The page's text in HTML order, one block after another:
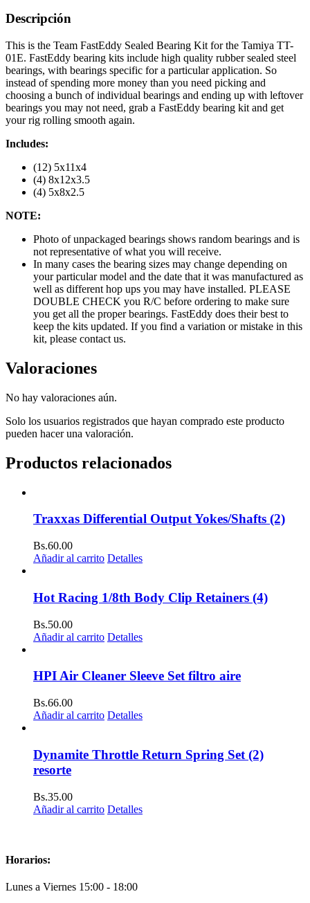
Descripción
This is the Team FastEddy Sealed Bearing Kit for the Tamiya TT-
01E. FastEddy bearing kits include high quality rubber sealed steel
bearings, with bearings specific for a particular application. So
instead of spending more money than you need picking and
choosing a bunch of individual bearings and ending up with leftover
bearings you may not need, grab a FastEddy bearing kit and get
your rig rolling smooth again.
Includes:
(12) 5x11x4
(4) 8x12x3.5
(4) 5x8x2.5
NOTE:
Photo of unpackaged bearings shows random bearings and is
not representative of what you will receive.
In many cases the bearing sizes may change depending on
your particular model and the date that it was manufactured as
well as different hop ups you may have installed. PLEASE
DOUBLE CHECK you R/C before ordering to make sure
you get all the proper bearings. FastEddy does their best to
keep the kits updated. If you find a variation or mistake in this
kit, please contact us.
Valoraciones
No hay valoraciones aún.
Solo los usuarios registrados que hayan comprado este producto
pueden hacer una valoración.
Productos relacionados
Traxxas Differential Output Yokes/Shafts (2)
Bs.60.00
Añadir al carrito Detalles
Hot Racing 1/8th Body Clip Retainers (4)
Bs.50.00
Añadir al carrito Detalles
HPI Air Cleaner Sleeve Set filtro aire
Bs.66.00
Añadir al carrito Detalles
Dynamite Throttle Return Spring Set (2)
resorte
Bs.35.00
Añadir al carrito Detalles
Horarios:
Lunes a Viernes 15:00 - 18:00